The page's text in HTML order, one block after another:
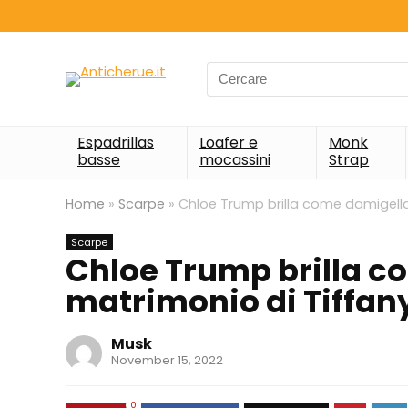
Search
for:
Espadrillas
basse
Loafer e
mocassini
Monk
Strap
Home » Scarpe » Chloe Trump brilla come
Scarpe
Chloe Trump brilla
matrimonio di
Musk
November 15, 2022
0